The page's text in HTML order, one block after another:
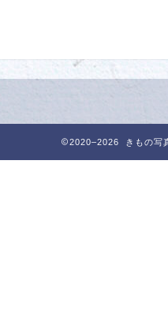
2020–2026 きもの写